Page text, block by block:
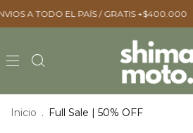
A TODO EL PAÍS / GRATIS +$400.000 ㅤㅤ
Inicio . Full Sale | 50% OFF